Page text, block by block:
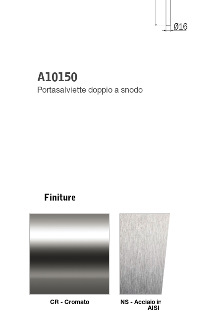
A10150
Portasalviette doppio a snodo
Finiture
CR - Cromato
NS - Acciaio inox spazzolato
AISI 304